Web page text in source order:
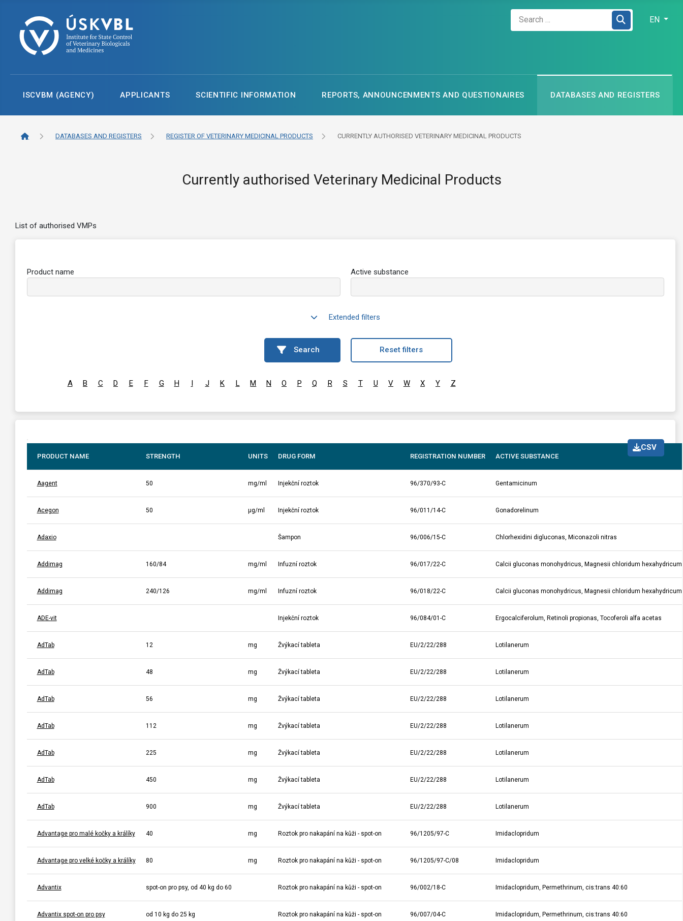
EN
ISCVBM (AGENCY) APPLICANTS SCIENTIFIC INFORMATION REPORTS, ANNOUNCENMENTS AND QUESTIONAIRES DATABASES AND REGISTERS
DATABASES AND REGISTERS REGISTER OF VETERINARY MEDICINAL PRODUCTS CURRENTLY AUTHORISED VETERINARY MEDICINAL PRODUCTS
Currently authorised Veterinary Medicinal Products
List of authorised VMPs
Product name Active substance
Extended filters
Search Reset filters
A B C D E F G H I J K L M N O P Q R S T U V W X Y Z
CSV
PRODUCT NAME STRENGTH UNITS DRUG FORM REGISTRATION NUMBER ACTIVE SUBSTANCE
Aagent 50 mg/ml Injekční roztok 96/370/93-C Gentamicinum
Acegon 50 μg/ml Injekční roztok 96/011/14-C Gonadorelinum
Adaxio Šampon 96/006/15-C Chlorhexidini digluconas, Miconazoli nitras
Addimag 160/84 mg/ml Infuzní roztok 96/017/22-C Calcii gluconas monohydricus, Magnesii chloridum hexahydricum
Addimag 240/126 mg/ml Infuzní roztok 96/018/22-C Calcii gluconas monohydricus, Magnesii chloridum hexahydricum
ADE-vit Injekční roztok 96/084/01-C Ergocalciferolum, Retinoli propionas, Tocoferoli alfa acetas
AdTab 12 mg Žvýkací tableta EU/2/22/288 Lotilanerum
AdTab 48 mg Žvýkací tableta EU/2/22/288 Lotilanerum
AdTab 56 mg Žvýkací tableta EU/2/22/288 Lotilanerum
AdTab 112 mg Žvýkací tableta EU/2/22/288 Lotilanerum
AdTab 225 mg Žvýkací tableta EU/2/22/288 Lotilanerum
AdTab 450 mg Žvýkací tableta EU/2/22/288 Lotilanerum
AdTab 900 mg Žvýkací tableta EU/2/22/288 Lotilanerum
Advantage pro malé kočky a králíky 40 mg Roztok pro nakapání na kůži - spot-on 96/1205/97-C Imidaclopridum
Advantage pro velké kočky a králíky 80 mg Roztok pro nakapání na kůži - spot-on 96/1205/97-C/08 Imidaclopridum
Advantix spot-on pro psy, od 40 kg do 60 Roztok pro nakapání na kůži - spot-on 96/002/18-C Imidaclopridum, Permethrinum, cis:trans 40:60
Advantix spot-on pro psy od 10 kg do 25 kg Roztok pro nakapání na kůži - spot-on 96/007/04-C Imidaclopridum, Permethrinum, cis:trans 40:60